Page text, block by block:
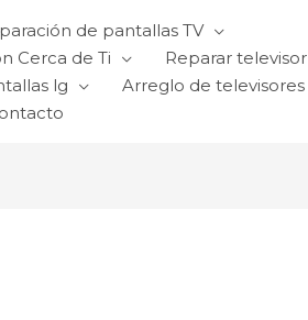
de pantallas TV
Cerca de Ti
Reparar televisor
lg
Arreglo de televisores